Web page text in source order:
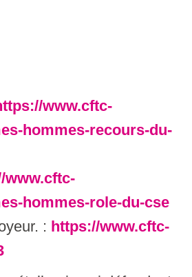
www.cftc-
hommes-recours-du-
www.cftc-
hommes-role-du-cse
: https://www.cftc-